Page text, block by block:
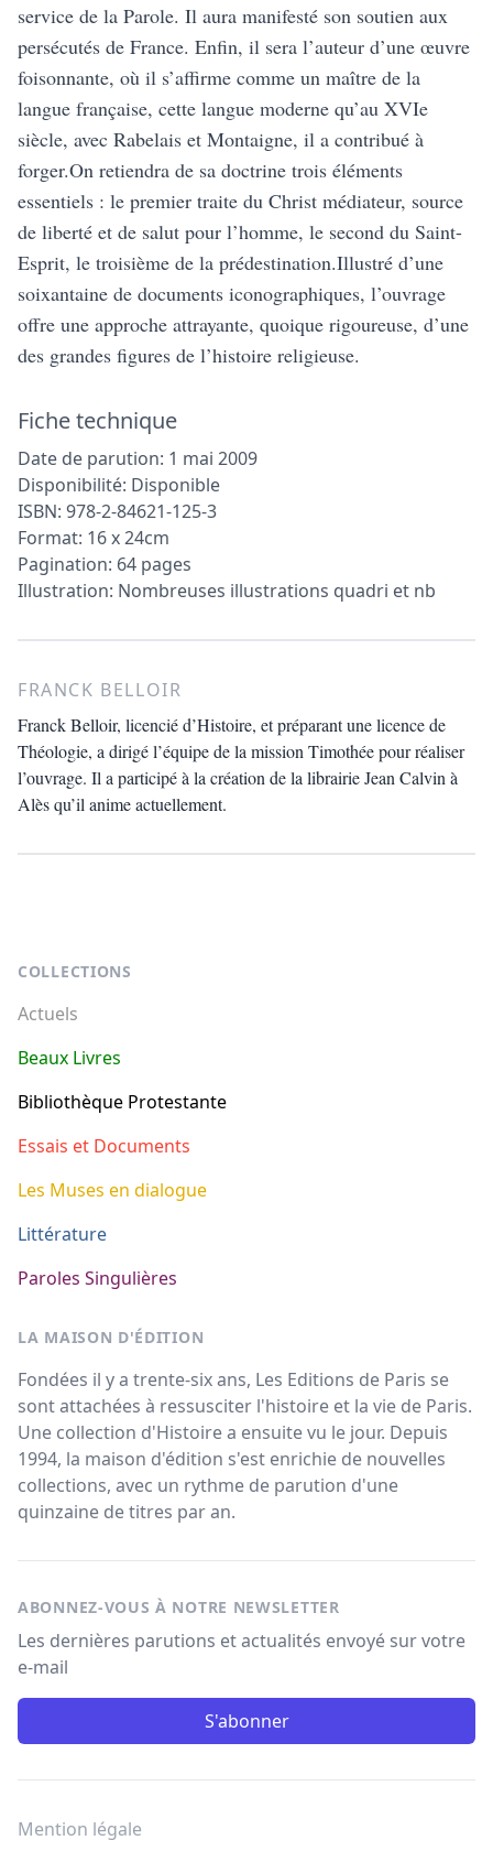
service de la Parole. Il aura manifesté son soutien aux
persécutés de France. Enfin, il sera l’auteur d’une œuvre
foisonnante, où il s’affirme comme un maître de la
langue française, cette langue moderne qu’au XVIe
siècle, avec Rabelais et Montaigne, il a contribué à
forger.On retiendra de sa doctrine trois éléments
essentiels : le premier traite du Christ médiateur, source
de liberté et de salut pour l’homme, le second du Saint-
Esprit, le troisième de la prédestination.Illustré d’une
soixantaine de documents iconographiques, l’ouvrage
offre une approche attrayante, quoique rigoureuse, d’une
des grandes figures de l’histoire religieuse.
Fiche technique
Date de parution: 1 mai 2009
Disponibilité: Disponible
ISBN: 978-2-84621-125-3
Format: 16 x 24cm
Pagination: 64 pages
Illustration: Nombreuses illustrations quadri et nb
FRANCK BELLOIR
Franck Belloir, licencié d’Histoire, et préparant une licence de
Théologie, a dirigé l’équipe de la mission Timothée pour réaliser
l’ouvrage. Il a participé à la création de la librairie Jean Calvin à
Alès qu’il anime actuellement.
COLLECTIONS
Actuels
Beaux Livres
Bibliothèque Protestante
Essais et Documents
Les Muses en dialogue
Littérature
Paroles Singulières
LA MAISON D'ÉDITION
Fondées il y a trente-six ans, Les Editions de Paris se
sont attachées à ressusciter l'histoire et la vie de Paris.
Une collection d'Histoire a ensuite vu le jour. Depuis
1994, la maison d'édition s'est enrichie de nouvelles
collections, avec un rythme de parution d'une
quinzaine de titres par an.
ABONNEZ-VOUS À NOTRE NEWSLETTER
Les dernières parutions et actualités envoyé sur votre
e-mail
S'abonner
Mention légale